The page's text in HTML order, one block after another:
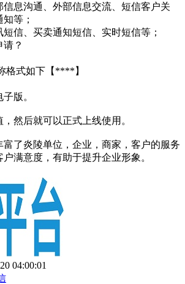
息沟通、外部信息交流、短信客户关
等；
信、买卖通知短信、实时短信等；
？
格式如下【****】
版。
然后就可以正式上线使用。
了炎陵单位，企业，商家，客户的服务
满意度，有助于提升企业形象。
04:00:01